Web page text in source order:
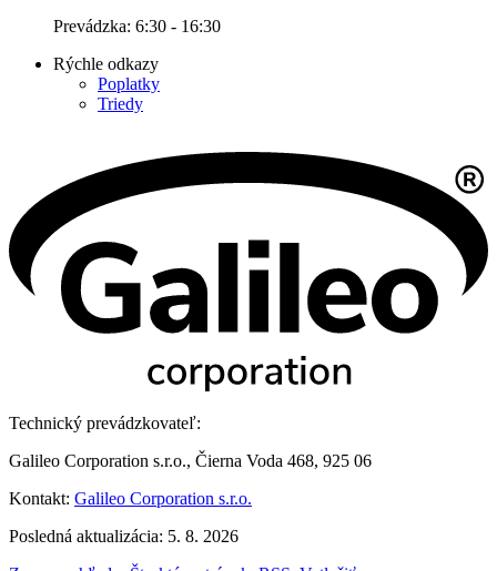
Prevádzka: 6:30 - 16:30
Rýchle odkazy
Poplatky
Triedy
Technický prevádzkovateľ:
Galileo Corporation s.r.o., Čierna Voda 468, 925 06
Kontakt: Galileo Corporation s.r.o.
Posledná aktualizácia: 5. 8. 2026